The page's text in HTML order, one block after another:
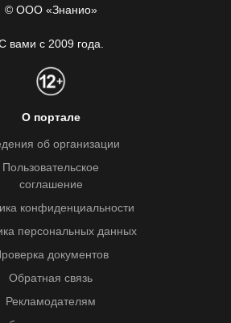
© ООО «Знанио»
вами с 2009 года.
О портале
об организации
Пользовательское
соглашение
конфиденциальности
персональных данных
документов
Обратная связь
Рекламодателям